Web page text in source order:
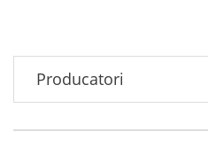
Producatori